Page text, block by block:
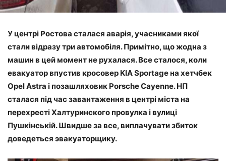
У центрі Ростова сталася аварія, учасниками якої
стали відразу три автомобіля. Примітно, що жодна з
машин в цей момент не рухалася. Все сталося, коли
евакуатор впустив кросовер KIA Sportage на хетчбек
Opel Astra і позашляховик Porsche Cayenne. НП
сталася під час завантаження в центрі міста на
перехресті Халтуринского провулка і вулиці
Пушкінській. Швидше за все, виплачувати збиток
доведеться эвакуаторщику.